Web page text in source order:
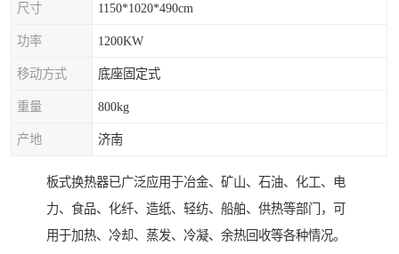
尺寸 1150*1020*490cm
功率 1200KW
移动方式 底座固定式
重量 800kg
产地 济南
板式换热器已广泛应用于冶金、矿山、石油、化工、电
力、食品、化纤、造纸、轻纺、船舶、供热等部门，可
用于加热、冷却、蒸发、冷凝、余热回收等各种情况。